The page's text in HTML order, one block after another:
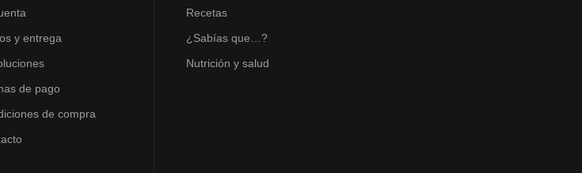
y entrega
de pago
de compra
Recetas
¿Sabías que…?
Nutrición y salud